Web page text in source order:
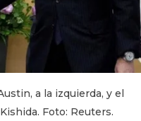
a la izquierda, y el
Foto: Reuters.